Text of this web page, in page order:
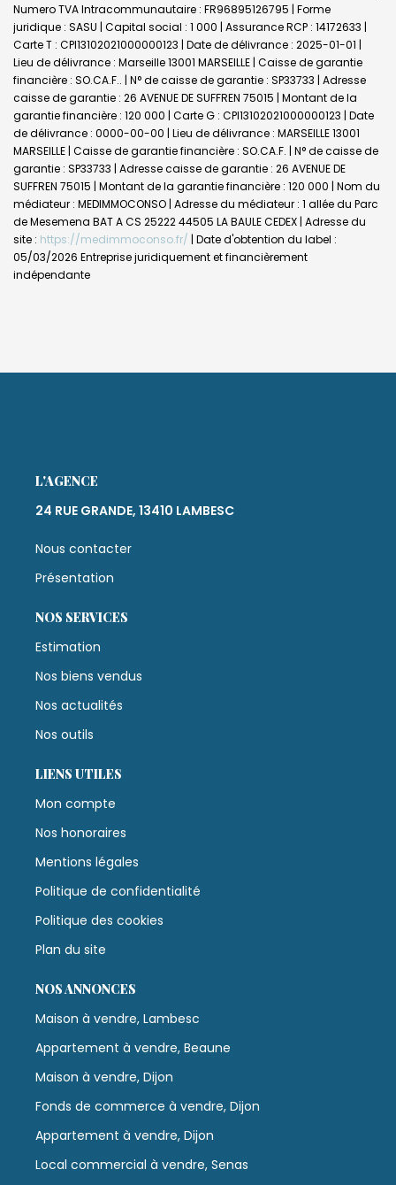
Numero TVA Intracommunautaire : FR96895126795 | Forme
juridique : SASU | Capital social : 1 000 | Assurance RCP : 14172633 |
Carte T : CPI13102021000000123 | Date de délivrance : 2025-01-01 |
Lieu de délivrance : Marseille 13001 MARSEILLE | Caisse de garantie
financière : SO.CA.F.. | N° de caisse de garantie : SP33733 | Adresse
caisse de garantie : 26 AVENUE DE SUFFREN 75015 | Montant de la
garantie financière : 120 000 | Carte G : CPI13102021000000123 | Date
de délivrance : 0000-00-00 | Lieu de délivrance : MARSEILLE 13001
MARSEILLE | Caisse de garantie financière : SO.CA.F. | N° de caisse de
garantie : SP33733 | Adresse caisse de garantie : 26 AVENUE DE
SUFFREN 75015 | Montant de la garantie financière : 120 000 | Nom du
médiateur : MEDIMMOCONSO | Adresse du médiateur : 1 allée du Parc
de Mesemena BAT A CS 25222 44505 LA BAULE CEDEX | Adresse du
site : https://medimmoconso.fr/ | Date d'obtention du label :
05/03/2026 Entreprise juridiquement et financièrement
indépendante
L'AGENCE
24 RUE GRANDE, 13410 LAMBESC
Nous contacter
Présentation
NOS SERVICES
Estimation
Nos biens vendus
Nos actualités
Nos outils
LIENS UTILES
Mon compte
Nos honoraires
Mentions légales
Politique de confidentialité
Politique des cookies
Plan du site
NOS ANNONCES
Maison à vendre, Lambesc
Appartement à vendre, Beaune
Maison à vendre, Dijon
Fonds de commerce à vendre, Dijon
Appartement à vendre, Dijon
Local commercial à vendre, Senas